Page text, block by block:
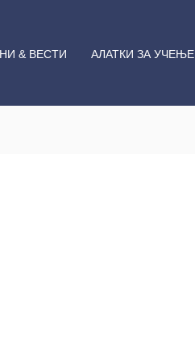
& ВЕСТИ АЛАТКИ ЗА УЧЕЊЕ